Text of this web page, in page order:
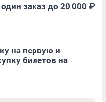
заказ до 20 000 ₽
на первую и
билетов на